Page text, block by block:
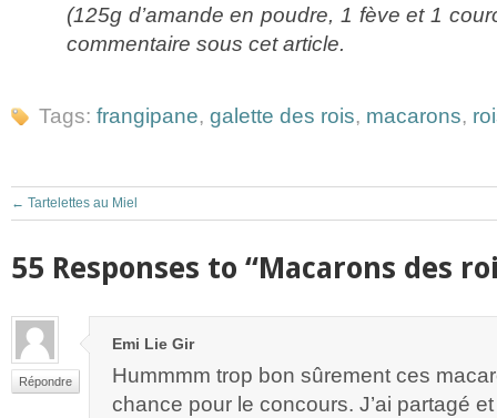
(125g d’amande en poudre, 1 fève et 1
commentaire sous cet article.
Tags: frangipane, galette des rois, macarons,
← Tartelettes au Miel
55 Responses to “Macarons des
Répondre
Emi Lie Gir
Hummmm trop bon sûrement ces
chance pour le concours. J’ai partagé